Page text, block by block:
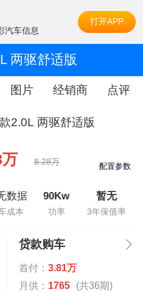
汽车信息
打开APP
两驱舒适版
图片 经销商 点评
2.0L 两驱舒适版
8.28万 配置参数
数据
成本
90Kw
功率
暂无
3年保值率
贷款购车
首付： 3.81万
月供： 1765 (共36期)